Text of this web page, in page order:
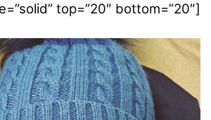
[divider style=”solid” top=”20″ bottom=”20″]